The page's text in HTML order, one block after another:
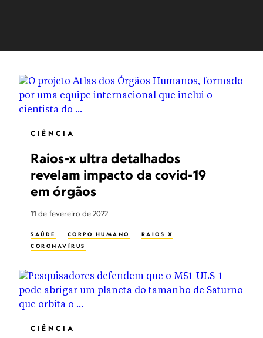
CIÊNCIA
Raios-x ultra detalhados
revelam impacto da covid-19
em órgãos
11 de fevereiro de 2022
SAÚDE CORPO HUMANO
RAIOS X
CORONAVÍRUS
CIÊNCIA